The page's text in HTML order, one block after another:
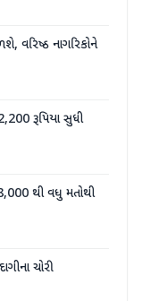
વરિષ્ઠ નાગરિકોને
રૂપિયા સુધી
થી વધુ મતોથી
ચોરી